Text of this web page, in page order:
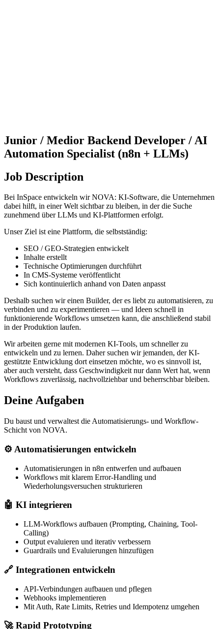
Junior / Medior Backend Developer / AI
Automation Specialist (n8n + LLMs)
Job Description
Bei InSpace entwickeln wir NOVA: KI-Software, die Unternehmen
dabei hilft, in einer Welt sichtbar zu bleiben, in der die Suche
zunehmend über LLMs und KI-Plattformen erfolgt.
Unser Ziel ist eine Plattform, die selbstständig:
SEO / GEO-Strategien entwickelt
Inhalte erstellt
Technische Optimierungen durchführt
In CMS-Systeme veröffentlicht
Sich kontinuierlich anhand von Daten anpasst
Deshalb suchen wir einen Builder, der es liebt zu automatisieren, zu
verbinden und zu experimentieren — und Ideen schnell in
funktionierende Workflows umsetzen kann, die anschließend stabil
in der Produktion laufen.
Wir arbeiten gerne mit modernen KI-Tools, um schneller zu
entwickeln und zu lernen. Daher suchen wir jemanden, der KI-
gestützte Entwicklung dort einsetzen möchte, wo es sinnvoll ist,
aber auch versteht, dass Geschwindigkeit nur dann Wert hat, wenn
Workflows zuverlässig, nachvollziehbar und beherrschbar bleiben.
Deine Aufgaben
Du baust und verwaltest die Automatisierungs- und Workflow-
Schicht von NOVA.
⚙️ Automatisierungen entwickeln
Automatisierungen in n8n entwerfen und aufbauen
Workflows mit klarem Error-Handling und
Wiederholungsversuchen strukturieren
🤖 KI integrieren
LLM-Workflows aufbauen (Prompting, Chaining, Tool-
Calling)
Output evaluieren und iterativ verbessern
Guardrails und Evaluierungen hinzufügen
🔗 Integrationen entwickeln
API-Verbindungen aufbauen und pflegen
Webhooks implementieren
Mit Auth, Rate Limits, Retries und Idempotenz umgehen
🚀Rapid Prototyping